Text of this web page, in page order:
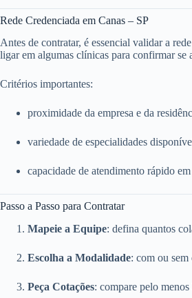
Rede Credenciada em Canas – SP
Antes de contratar, é essencial validar a
ligar em algumas clínicas para confirmar se
Critérios importantes:
proximidade da empresa e da
variedade de especialidades
capacidade de atendimento rápido
Passo a Passo para Contratar
Mapeie a Equipe: defina quantos
Escolha a Modalidade: com ou
Peça Cotações: compare pelo